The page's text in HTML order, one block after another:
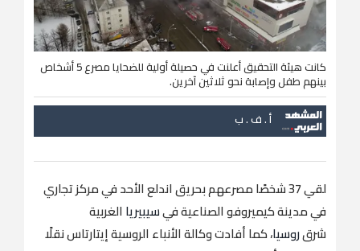
كانت هيئة التحقيق أعلنت في حصيلة أولية للضحايا مصرع 5 أشخاص
بينهم طفل وإصابة نحو ثلاثين آخرين.
أ . ف . ب
لقي 37 شخصًا مصرعهم بحريق اندلع الأحد في مركز تجاري
في مدينة كيميروفو الصناعية فيسيبيريا الغربية
شرقروسيا، كما أفادت وكالة الأنباء الروسية إيتارتاس نقلًا